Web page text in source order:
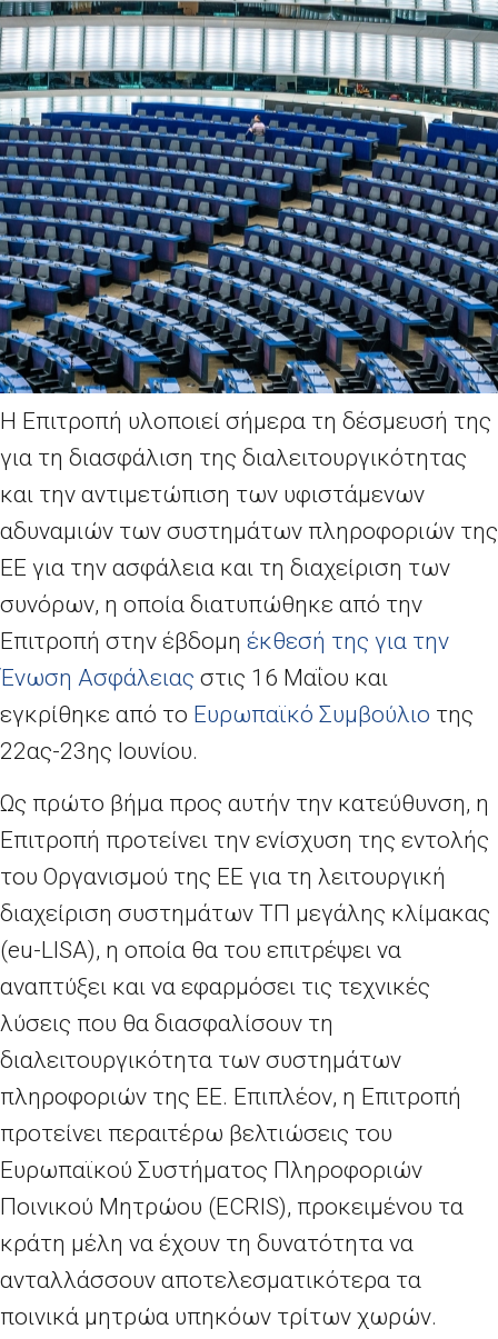
Η Επιτροπή υλοποιεί σήμερα τη δέσμευσή της
για τη διασφάλιση της διαλειτουργικότητας
και την αντιμετώπιση των υφιστάμενων
αδυναμιών των συστημάτων πληροφοριών της
ΕΕ για την ασφάλεια και τη διαχείριση των
συνόρων, η οποία διατυπώθηκε από την
Επιτροπή στην έβδομη έκθεσή της για την
Ένωση Ασφάλειας στις 16 Μαΐου και
εγκρίθηκε από το Ευρωπαϊκό Συμβούλιο της
22ας-23ης Ιουνίου.
Ως πρώτο βήμα προς αυτήν την κατεύθυνση, η
Επιτροπή προτείνει την ενίσχυση της εντολής
του Οργανισμού της ΕΕ για τη λειτουργική
διαχείριση συστημάτων ΤΠ μεγάλης κλίμακας
(eu-LISA), η οποία θα του επιτρέψει να
αναπτύξει και να εφαρμόσει τις τεχνικές
λύσεις που θα διασφαλίσουν τη
διαλειτουργικότητα των συστημάτων
πληροφοριών της ΕΕ. Επιπλέον, η Επιτροπή
προτείνει περαιτέρω βελτιώσεις του
Ευρωπαϊκού Συστήματος Πληροφοριών
Ποινικού Μητρώου (ECRIS), προκειμένου τα
κράτη μέλη να έχουν τη δυνατότητα να
ανταλλάσσουν αποτελεσματικότερα τα
ποινικά μητρώα υπηκόων τρίτων χωρών.